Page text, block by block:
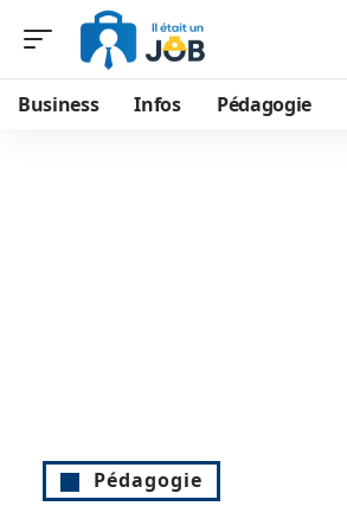
Business Infos Pédagogie
Pédagogie